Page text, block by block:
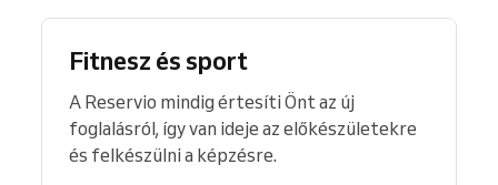
Fitnesz és sport
A Reservio mindig értesíti Önt az új
foglalásról, így van ideje az előkészületekre
és felkészülni a képzésre.